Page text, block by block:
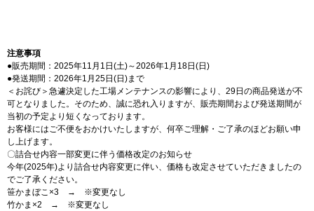
注意事項
●販売期間：2025年11月1日(土)～2026年1月18日(日)
●発送期間：2026年1月25日(日)まで
＜お詫び＞急遽決定した工場メンテナンスの影響により、29日の商品発送が不
可となりました。そのため、誠に恐れ入りますが、販売期間および発送期間が
当初の予定より短くなっております。
お客様にはご不便をおかけいたしますが、何卒ご理解・ご了承のほどお願い申
し上げます。
〇詰合せ内容一部変更に伴う価格改定のお知らせ
今年(2025年)より詰合せ内容変更に伴い、価格も改定させていただきましたの
でご了承ください。
笹かまぼこ×3 → ※変更なし
竹かま×2 → ※変更なし